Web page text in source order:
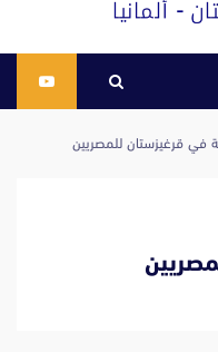
في قرغيزستان للمصريين